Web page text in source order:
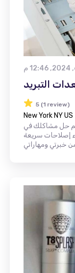
التبريد
5 (1 review)
New York NY US
حل مشاكلك في
إصلاحات سريعة